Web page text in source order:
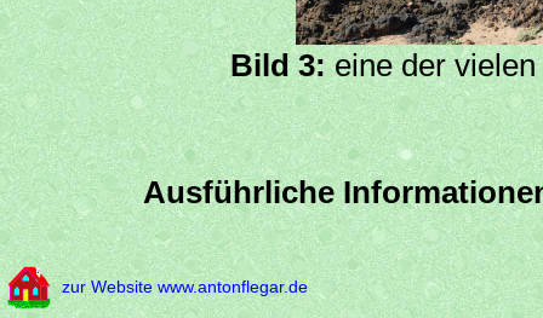
Bild 3:eine der
Ausführliche
zur Website www.antonflegar.de